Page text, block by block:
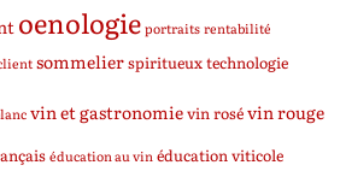
oenologieportraitsrentabilité
sommelierspiritueuxtechnologie
vin et gastronomievin rosévin rouge
éducation au vin éducation viticole